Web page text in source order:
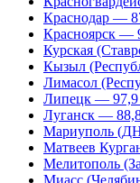
Краснодар —
Красноярск —
Курская
Кызыл
Лимасол
Липецк —
Луганск —
Мариуполь
Матвеев
Мелитополь
Миасс